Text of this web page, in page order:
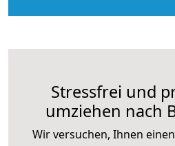
Stressfrei und
umziehen nach
Wir versuchen, Ihnen